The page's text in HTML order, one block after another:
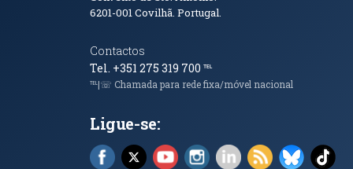
6201-001Covilhã. Portugal.
Contactos
Tel. +351 275 319 700 ℡
℡|☏ Chamada para rede fixa/móvel nacional
Ligue-se:
Facebook (abre em nova janela)
X (abre em nova janela)
YouTube (abre em nova janela)
Instagram (abre em nova
LinkedIn (abre em
RSS (abre em
Bluesky